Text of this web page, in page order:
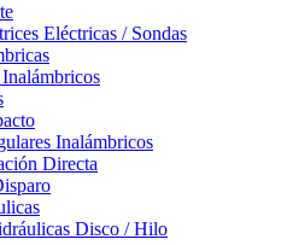
Eléctricas / Sondas
Inalámbricos
Directa
Disco / Hilo